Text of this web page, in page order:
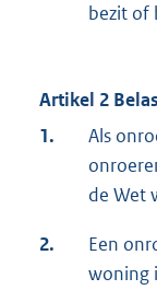
bezit of
Artikel 2
1.
Als
de Wet
2.
Een
woning